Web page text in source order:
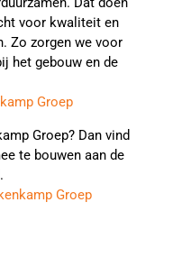
voor kwaliteit en
Zo zorgen we voor
het gebouw en de
Groep
Groep? Dan vind
te bouwen aan de
Groep